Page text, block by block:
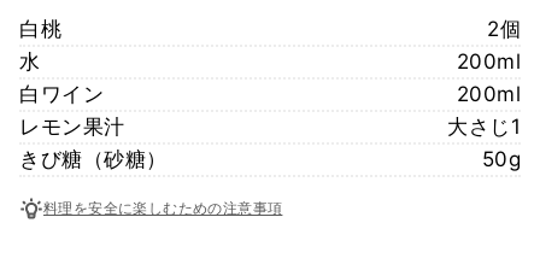
白桃
2個
水
200ml
白ワイン
200ml
レモン果汁
大さじ1
きび糖（砂糖）
50g
料理を安全に楽しむための注意事項